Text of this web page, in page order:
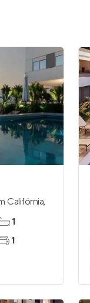
Califórnia,
1
1